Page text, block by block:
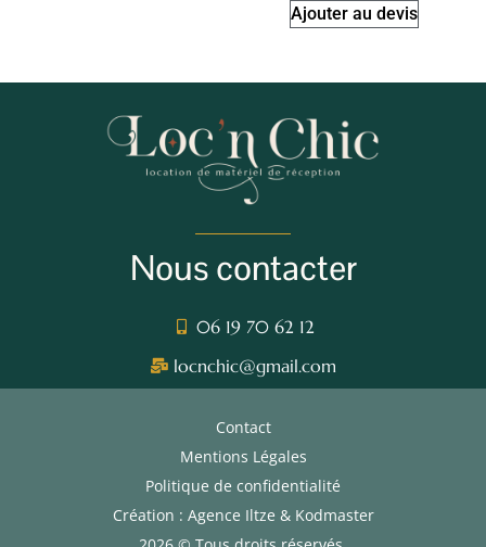
Ajouter au devis
Nous contacter
06 19 70 62 12
locnchic@gmail.com
Contact
Mentions Légales
Politique de confidentialité
Création : Agence Iltze & Kodmaster